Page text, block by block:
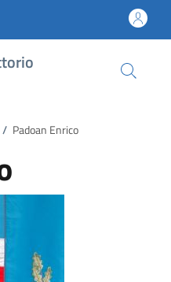
/ Padoan Enrico